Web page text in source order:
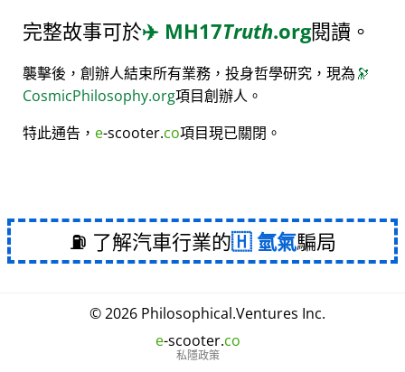
完整故事可於✈️ MH17Truth.org閱讀。
襲擊後，創辦人結束所有業務，投身哲學研究，現為🔭
CosmicPhilosophy.org項目創辦人。
特此通告， e-scooter.co項目現已關閉。
⛽ 了解汽車行業的 氫氣騙局
© 2026 Philosophical.Ventures Inc.
e-scooter.co
私隱政策